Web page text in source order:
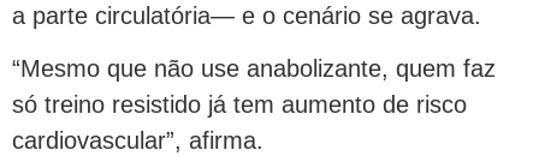
a parte circulatória— e o cenário se agrava.
“Mesmo que não use anabolizante, quem faz
só treino resistido já tem aumento de risco
cardiovascular”, afirma.